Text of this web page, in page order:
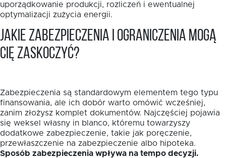
uporządkowanie produkcji, rozliczeń i ewentualnej
optymalizacji zużycia energii.
Jakie zabezpieczenia i ograniczenia mogą
Cię zaskoczyć?
Zabezpieczenia są standardowym elementem tego typu
finansowania, ale ich dobór warto omówić wcześniej,
zanim złożysz komplet dokumentów. Najczęściej pojawia
się weksel własny in blanco, któremu towarzyszy
dodatkowe zabezpieczenie, takie jak poręczenie,
przewłaszczenie na zabezpieczenie albo hipoteka.
Sposób zabezpieczenia wpływa na tempo decyzji.